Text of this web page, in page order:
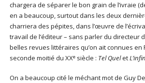
chargera de séparer le bon grain de l’ivraie
en a beaucoup, surtout dans les deux
charriera des pépites, dans l’œuvre de
travail de l’éditeur – sans parler du directeur
belles revues littéraires qu’on ait connues en
seconde moitié du XXe siècle : Tel Quelet
On a beaucoup cité le méchant mot de Guy